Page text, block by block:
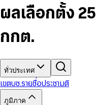
7
8
5
6
8
9
6
7
9
5
6
8
9
9
ผลเลือกตั้ง
กกต.
ทั่วประเทศ
เขตบช.รายชื่อประชามติ
ภูมิภาค